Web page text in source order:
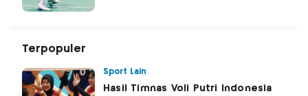
Terpopuler
Sport Lain
Hasil Timnas Voli Putri Indonesia